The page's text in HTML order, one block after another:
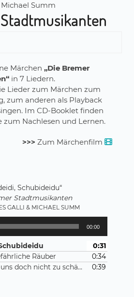
Summ
Märchen„Die Bremer
in 7 Liedern.
Lieder zum Märchen zum
zum anderen als Playback
Im CD-Booklet finden
zum Nachlesen und Lernen.
>>> Zum Märchenfilm
Schubideidu“
Stadtmusikanten
GALLI & MICHAEL SUMM
00:00
0:31
Räuber
0:34
3. Wir brauchen uns doch nicht zu schämen
0:39